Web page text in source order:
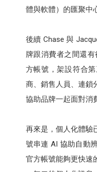
體與軟體）的匯聚中
後續 Chase 與
牌跟消費者之間還
方帳號，架設符合
商、銷售人員、連鎖
協助品牌一起面對消
再來是，個人化體驗
號串連 AI 協助自動
官方帳號能夠更快速